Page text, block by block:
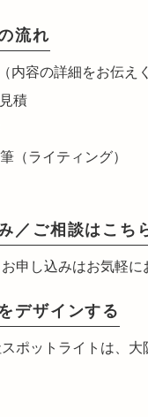
流れ
内容の詳細をお伝え
積
（ライティング）
／ご相談はこち
申し込みはお気軽
デザインする
ポットライトは、